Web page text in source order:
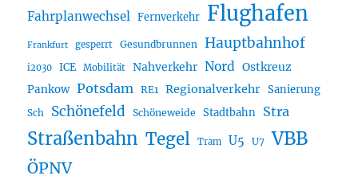
Fahrplanwechsel Fernverkehr Flughafen
Frankfurt gesperrt Gesundbrunnen Hauptbahnhof
i2030 ICE Mobilität Nahverkehr Nord Ostkreuz
Pankow Potsdam RE1 Regionalverkehr Sanierung
Sch Schönefeld Schöneweide Stadtbahn Stra
Straßenbahn Tegel Tram U5 U7 VBB
ÖPNV